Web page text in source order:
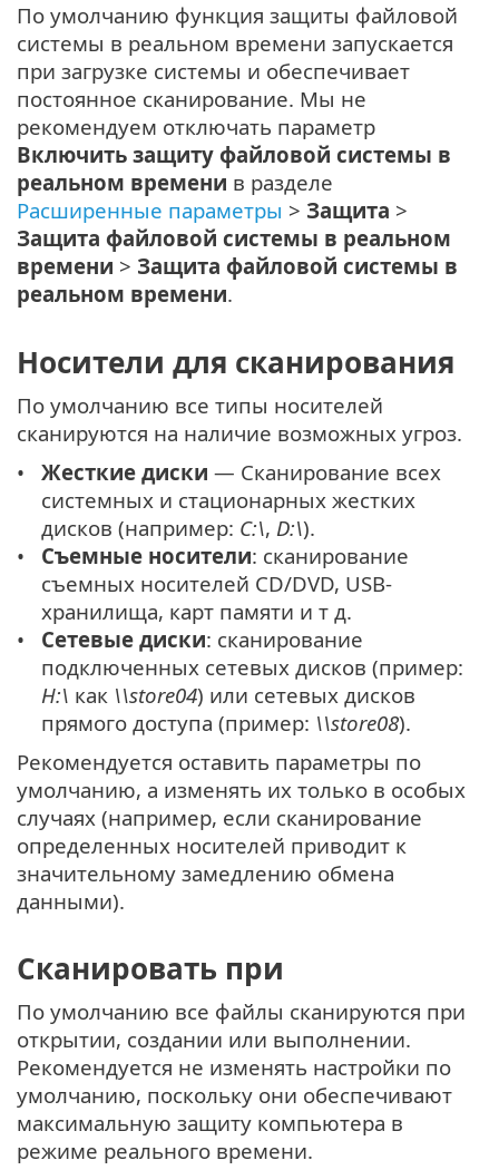
По умолчанию функция защиты файловой
системы в реальном времени запускается
при загрузке системы и обеспечивает
постоянное сканирование. Мы не
рекомендуем отключать параметр
Включить защиту файловой системы в
реальном времени в разделе
Расширенные параметры > Защита >
Защита файловой системы в реальном
времени > Защита файловой системы в
реальном времени.
Носители для сканирования
По умолчанию все типы носителей
сканируются на наличие возможных угроз.
Жесткие диски — Сканирование всех
системных и стационарных жестких
дисков (например: C:\, D:\).
Съемные носители: сканирование
съемных носителей CD/DVD, USB-
хранилища, карт памяти и т д.
Сетевые диски: сканирование
подключенных сетевых дисков (пример:
H:\ как \\store04) или сетевых дисков
прямого доступа (пример: \\store08).
Рекомендуется оставить параметры по
умолчанию, а изменять их только в особых
случаях (например, если сканирование
определенных носителей приводит к
значительному замедлению обмена
данными).
Сканировать при
По умолчанию все файлы сканируются при
открытии, создании или выполнении.
Рекомендуется не изменять настройки по
умолчанию, поскольку они обеспечивают
максимальную защиту компьютера в
режиме реального времени.